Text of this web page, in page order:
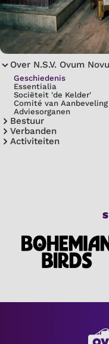
Over N.S.V. Ovum
Geschiedenis
Essentialia
Sociëteit 'de Kelder'
Comité van Aanbeveling
Adviesorganen
Bestuur
Verbanden
Activiteiten